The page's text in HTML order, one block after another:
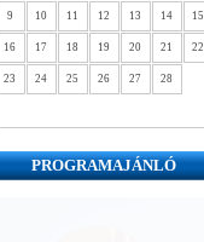
9 10 11 12 13 14 15
16 17 18 19 20 21 22
23 24 25 26 27 28
PROGRAMAJÁNLÓ